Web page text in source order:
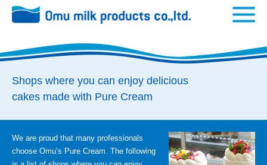
Shops where you can enjoy delicious
cakes made with Pure Cream
We are proud that many professionals
choose Omu’s Pure Cream. The following